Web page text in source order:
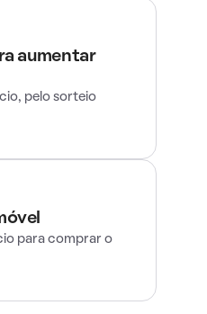
aumentar
pelo sorteio
para comprar o